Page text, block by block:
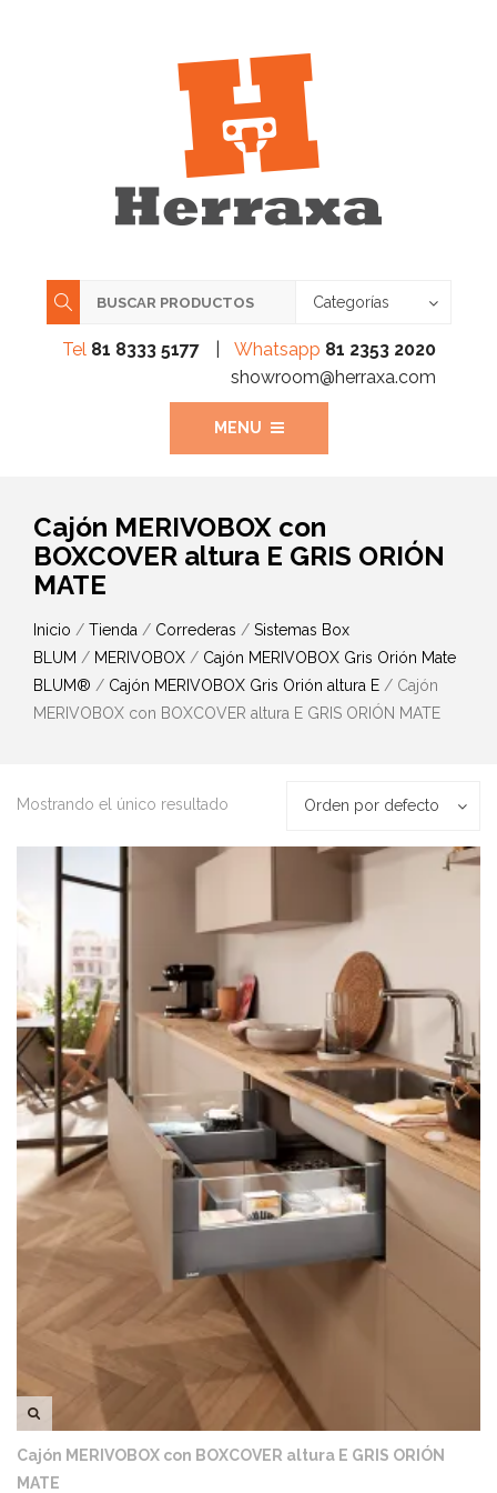
Categorías
Tel 81 8333 5177 Whatsapp 81 2353 2020
showroom@herraxa.com
MENU
Cajón MERIVOBOX con
BOXCOVER altura E GRIS ORIÓN
MATE
Inicio / Tienda / Correderas / Sistemas Box
BLUM / MERIVOBOX / Cajón MERIVOBOX Gris Orión Mate
BLUM® / Cajón MERIVOBOX Gris Orión altura E / Cajón
MERIVOBOX con BOXCOVER altura E GRIS ORIÓN MATE
Mostrando el único resultado Orden por defecto
Cajón MERIVOBOX con BOXCOVER altura E GRIS ORIÓN
MATE